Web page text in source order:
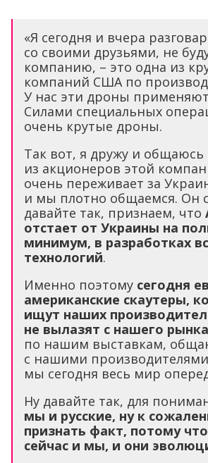
«Я сегодня и вчера
со своими друзьями, не
компанию, – это одна из
компаний США по
У нас эти дроны
Силами специальных
очень крутые дроны.
Так вот, я дружу и
из акционеров этой
очень переживает за
и мы плотно общаемся. Он
давайте так, признаем, что
отстает от Украины на
минимум, в разработках
технологий.
Именно поэтому сегодня
американские скаутеры,
ищут наших
не вылазят с нашего рынка
по нашим выставкам,
с нашими
мы сегодня весь мир
Ну давайте так, для
мы и русские, ну к
признать факт, потому
сейчас и мы, и они